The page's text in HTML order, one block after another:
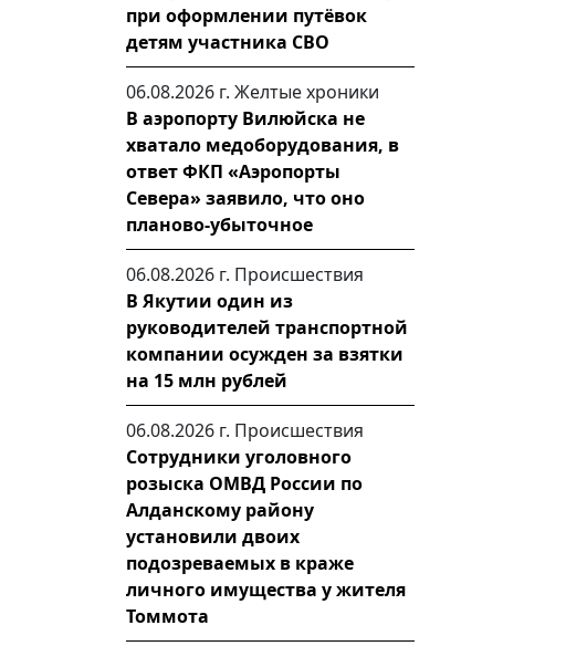
при оформлении путёвок
детям участника СВО
06.08.2026 г. Желтые хроники
В аэропорту Вилюйска не
хватало медоборудования, в
ответ ФКП «Аэропорты
Севера» заявило, что оно
планово-убыточное
06.08.2026 г. Происшествия
В Якутии один из
руководителей транспортной
компании осужден за взятки
на 15 млн рублей
06.08.2026 г. Происшествия
Сотрудники уголовного
розыска ОМВД России по
Алданскому району
установили двоих
подозреваемых в краже
личного имущества у жителя
Томмота